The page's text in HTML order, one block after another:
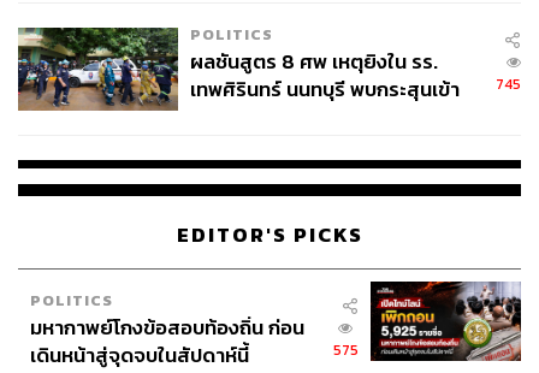
POLITICS
ผลชันสูตร 8 ศพ เหตุยิงใน รร.
เทพศิรินทร์ นนทบุรี พบกระสุนเข้า
745
EDITOR'S PICKS
POLITICS
มหากาพย์โกงข้อสอบท้องถิ่น ก่อน
เดินหน้าสู่จุดจบในสัปดาห์นี้
575